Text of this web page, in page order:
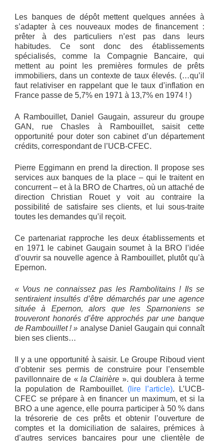
Les banques de dépôt mettent quelques années à
s’adapter à ces nouveaux modes de financement :
prêter à des particuliers n’est pas dans leurs
habitudes. Ce sont donc des établissements
spécialisés, comme la Compagnie Bancaire, qui
mettent au point les premières formules de prêts
immobiliers, dans un contexte de taux élevés. (…qu’il
faut relativiser en rappelant que le taux d’inflation en
France passe de 5,7% en 1971 à 13,7% en 1974 ! )
A Rambouillet, Daniel Gaugain, assureur du groupe
GAN, rue Chasles à Rambouillet, saisit cette
opportunité pour doter son cabinet d’un département
crédits, correspondant de l’UCB-CFEC.
Pierre Eggimann en prend la direction. Il propose ses
services aux banques de la place – qui le traitent en
concurrent – et à la BRO de Chartres, où un attaché de
direction Christian Rouet y voit au contraire la
possibilité de satisfaire ses clients, et lui sous-traite
toutes les demandes qu’il reçoit.
Ce partenariat rapproche les deux établissements et
en 1971 le cabinet Gaugain soumet à la BRO l’idée
d’ouvrir sa nouvelle agence à Rambouillet, plutôt qu’à
Epernon.
« Vous ne connaissez pas les Rambolitains ! Ils se
sentiraient insultés d’être démarchés par une agence
située à Epernon, alors que les Sparnoniens se
trouveront honorés d’être approchés par une banque
de Rambouillet ! » analyse Daniel Gaugain qui connaît
bien ses clients…
Il y a une opportunité à saisir. Le Groupe Riboud vient
d’obtenir ses permis de construire pour l’ensemble
pavillonnaire de « la Clairière ». qui doublera à terme
la population de Rambouillet. (lire l’article). L’UCB-
CFEC se prépare à en financer un maximum, et si la
BRO a une agence, elle pourra participer à 50 % dans
la trésorerie de ces prêts et obtenir l’ouverture de
comptes et la domiciliation de salaires, prémices à
d’autres services bancaires pour une clientèle de